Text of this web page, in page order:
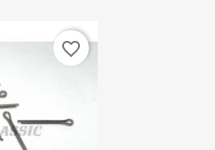
favorite_border